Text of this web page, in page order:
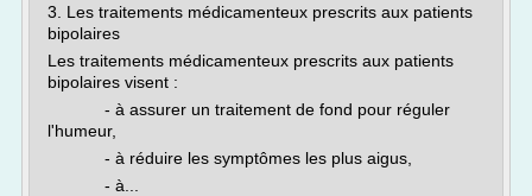
3. Les traitements médicamenteux prescrits aux patients
bipolaires
Les traitements médicamenteux prescrits aux patients
bipolaires visent :
- à assurer un traitement de fond pour réguler
l'humeur,
- à réduire les symptômes les plus aigus,
- à...